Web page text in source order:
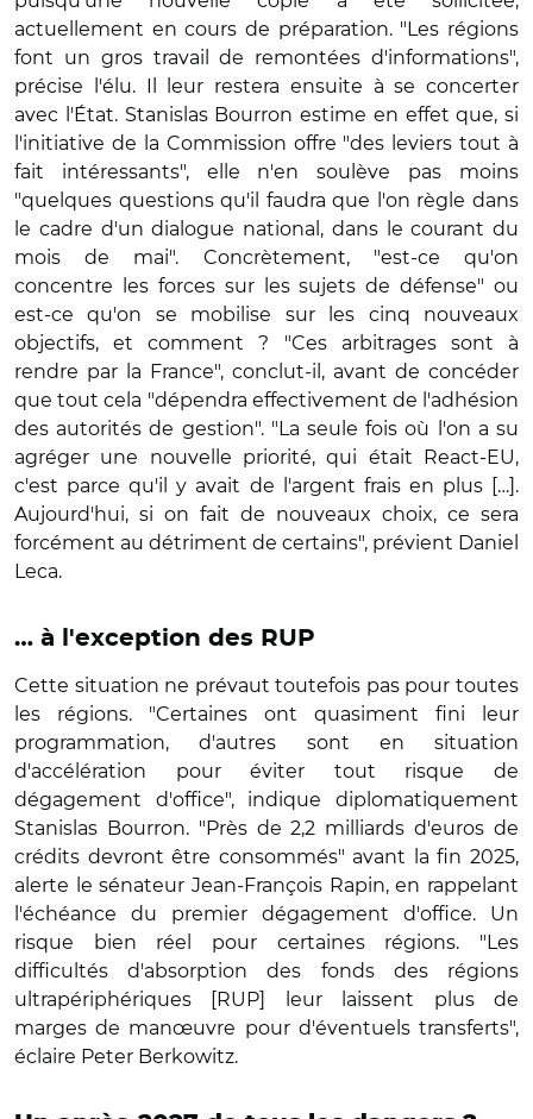
actuellement en cours de préparation. "Les régions
font un gros travail de remontées d'informations",
précise l'élu. Il leur restera ensuite à se concerter
avec l'État. Stanislas Bourron estime en effet que, si
l'initiative de la Commission offre "des leviers tout à
fait intéressants", elle n'en soulève pas moins
"quelques questions qu'il faudra que l'on règle dans
le cadre d'un dialogue national, dans le courant du
mois de mai". Concrètement, "est-ce qu'on
concentre les forces sur les sujets de défense" ou
est-ce qu'on se mobilise sur les cinq nouveaux
objectifs, et comment ? "Ces arbitrages sont à
rendre par la France", conclut-il, avant de concéder
que tout cela "dépendra effectivement de l'adhésion
des autorités de gestion". "La seule fois où l'on a su
agréger une nouvelle priorité, qui était React-EU,
c'est parce qu'il y avait de l'argent frais en plus […].
Aujourd'hui, si on fait de nouveaux choix, ce sera
forcément au détriment de certains", prévient Daniel
Leca.
… à l'exception des RUP
Cette situation ne prévaut toutefois pas pour toutes
les régions. "Certaines ont quasiment fini leur
programmation, d'autres sont en situation
d'accélération pour éviter tout risque de
dégagement d'office", indique diplomatiquement
Stanislas Bourron. "Près de 2,2 milliards d'euros de
crédits devront être consommés" avant la fin 2025,
alerte le sénateur Jean-François Rapin, en rappelant
l'échéance du premier dégagement d'office. Un
risque bien réel pour certaines régions. "Les
difficultés d'absorption des fonds des régions
ultrapériphériques [RUP] leur laissent plus de
marges de manœuvre pour d'éventuels transferts",
éclaire Peter Berkowitz.